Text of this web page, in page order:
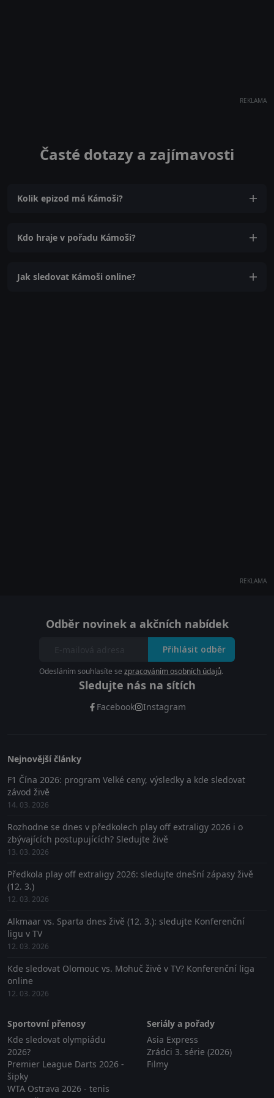
REKLAMA
Časté dotazy a zajímavosti
Kolik epizod má Kámoši?
Kdo hraje v pořadu Kámoši?
Jak sledovat Kámoši online?
REKLAMA
Odběr novinek a akčních nabídek
Přihlásit odběr
Odesláním souhlasíte se zpracováním osobních údajů.
Sledujte nás na sítích
Facebook Instagram
Nejnovější články
F1 Čína 2026: program Velké ceny, výsledky a kde sledovat
závod živě
14. 03. 2026
Rozhodne se dnes v předkolech play off extraligy 2026 i o
zbývajících postupujících? Sledujte živě
13. 03. 2026
Předkola play off extraligy 2026: sledujte dnešní zápasy živě
(12. 3.)
12. 03. 2026
Alkmaar vs. Sparta dnes živě (12. 3.): sledujte Konferenční
ligu v TV
12. 03. 2026
Kde sledovat Olomouc vs. Mohuč živě v TV? Konferenční liga
online
12. 03. 2026
Sportovní přenosy
Kde sledovat olympiádu
2026?
Premier League Darts 2026 -
šipky
WTA Ostrava 2026 - tenis
Seriály a pořady
Asia Express
Zrádci 3. série (2026)
Filmy